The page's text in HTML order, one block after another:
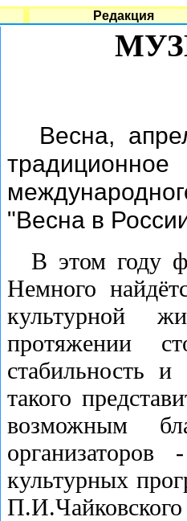
Редакция
Весна,
"Весна в
В этом году
Немного
культурной
протяжении
стабильность
такого
возможным
организаторов
культурных